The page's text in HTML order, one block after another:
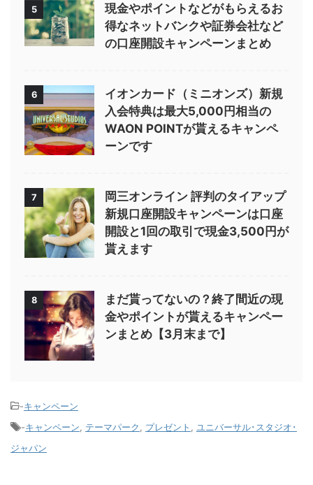
5
現金やポイントなどがもらえるお
得なネットバンクや証券会社など
の口座開設キャンペーンまとめ
6
イオンカード（ミニオンズ）新規
入会特典は最大5,000円相当の
WAON POINTが貰えるキャンペ
ーンです
7
岡三オンライン 評判のタイアップ
新規口座開設キャンペーンは口座
開設と1回の取引で現金3,500円が
貰えます
8
まだ貰ってないの？終了間近の現
金やポイントが貰えるキャンペー
ンまとめ【3月末まで】
-キャンペーン
-キャンペーン テーマパーク プレゼント
ユニバーサル･スタジオ･
ジャパン